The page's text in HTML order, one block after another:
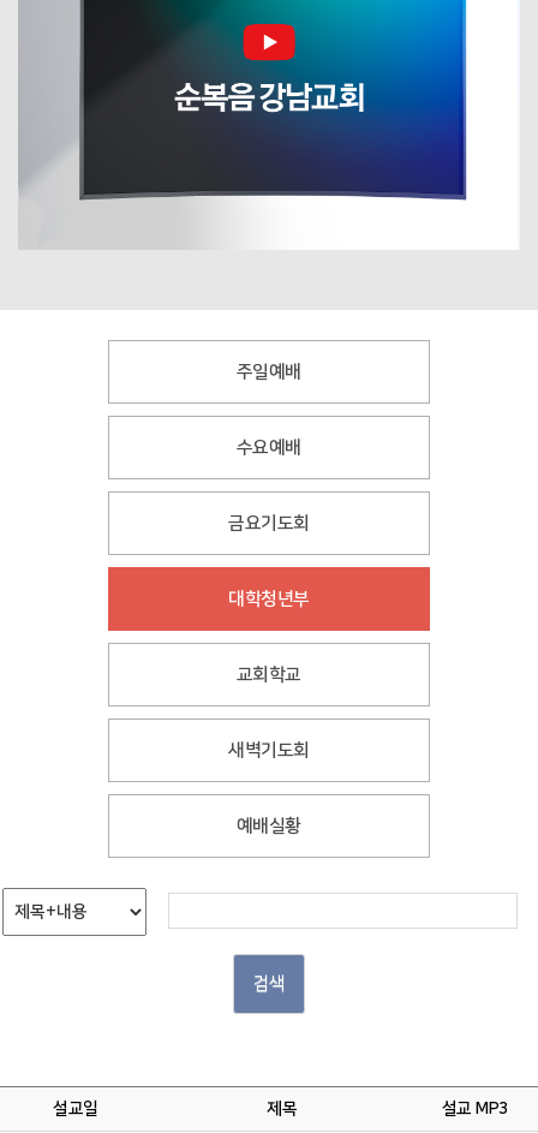
주일예배
수요예배
금요기도회
대학청년부
교회학교
새벽기도회
예배실황
검색
설교일 제목 설교 MP3